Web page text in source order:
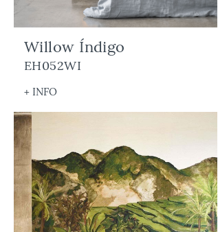
Willow Índigo
EH052WI
+ INFO